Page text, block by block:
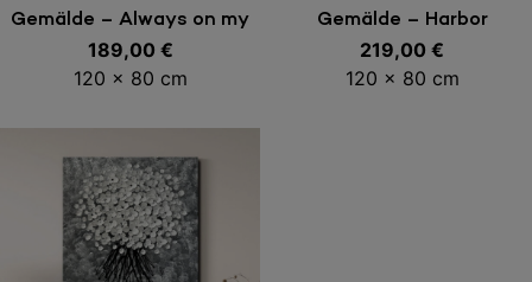
In den Warenkorb
Gemälde – Always on my
mind
189,00 €
120 x 80 cm
In den Warenkorb
Gemälde – Harbor
219,00 €
120 x 80 cm